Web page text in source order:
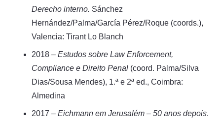
Derecho interno. Sánchez
Hernández/Palma/García Pérez/Roque (coords.),
Valencia: Tirant Lo Blanch
2018 – Estudos sobre Law Enforcement,
Compliance e Direito Penal (coord. Palma/Silva
Dias/Sousa Mendes), 1.ª e 2ª ed., Coimbra:
Almedina
2017 – Eichmann em Jerusalém – 50 anos depois.